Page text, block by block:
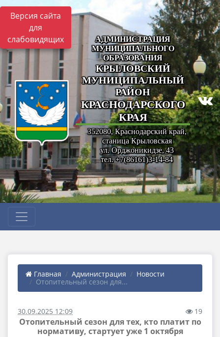
Версия сайта
для
слабовидящих
АДМИНИСТРАЦИЯ
МУНИЦИПАЛЬНОГО
ОБРАЗОВАНИЯ
КРЫЛОВСКИЙ
МУНИЦИПАЛЬНЫЙ
РАЙОН
КРАСНОДАРСКОГО
КРАЯ
352080, Краснодарский край,
станица Крыловская
ул. Орджоникидзе, 43
тел. +7(86161)3-14-84
Главная Администрация
Новости
Отопительный сезон для...
30.09.2025 12:09 19
Отопительный сезон для тех, кто платит по
нормативу, стартует уже 1 октября